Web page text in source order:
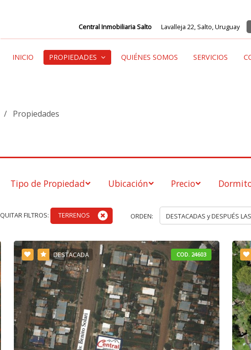
Central Inmobiliaria Salto Lavalleja 22, Salto, Uruguay
INICIO PROPIEDADES QUIÉNES SOMOS SERVICIOS
/ Propiedades
Tipo de Propiedad Ubicación Precio
QUITAR FILTROS: TERRENOS ORDEN:
DESTACADA COD. 24603